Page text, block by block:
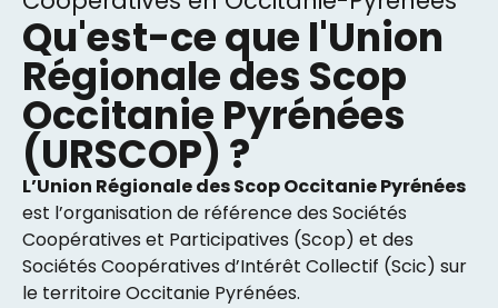
Qu'est-ce que l'Union
Régionale des Scop
Occitanie Pyrénées
(URSCOP) ?
L’Union Régionale des Scop Occitanie Pyrénées
est l’organisation de référence des Sociétés
Coopératives et Participatives (Scop) et des
Sociétés Coopératives d’Intérêt Collectif (Scic) sur
le territoire Occitanie Pyrénées.